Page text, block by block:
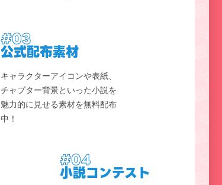
#03
公式配布素材
キャラクターアイコンや表紙、
チャプター背景といった小説を
魅力的に見せる素材を無料配布
中！
#04
小説コンテスト